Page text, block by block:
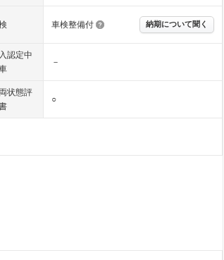
車検整備付 納期について聞く
認定中
－
状態評
○